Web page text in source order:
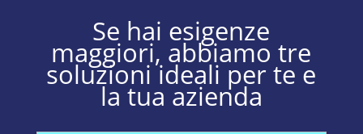
Se hai esigenze
maggiori, abbiamo tre
soluzioni ideali per te e
la tua azienda